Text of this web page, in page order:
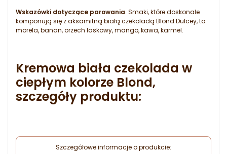
Wskazówki dotyczące parowania. Smaki, które doskonale
komponują się z aksamitną białą czekoladą Blond Dulcey, to:
morela, banan, orzech laskowy, mango, kawa, karmel.
Kremowa biała czekolada w
ciepłym kolorze Blond,
szczegóły produktu:
Szczegółowe informacje o produkcie: